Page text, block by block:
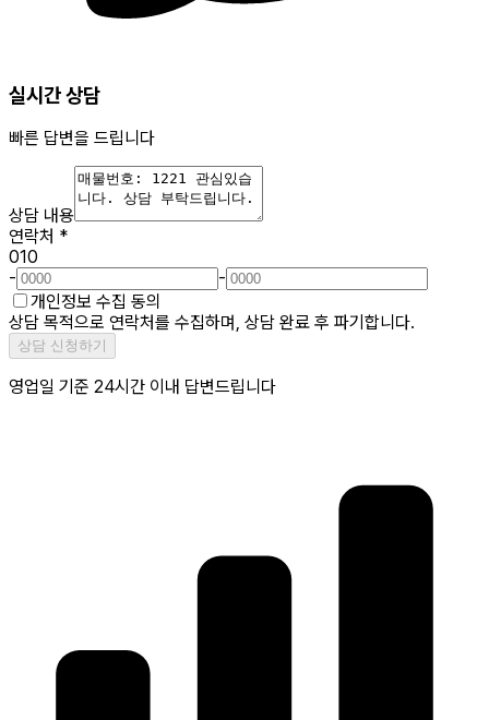
실시간 상담
빠른 답변을 드립니다
상담 내용
연락처 *
010
-
-
개인정보 수집 동의
상담 목적으로 연락처를 수집하며, 상담 완료 후 파기합니다.
상담 신청하기
영업일 기준 24시간 이내 답변드립니다